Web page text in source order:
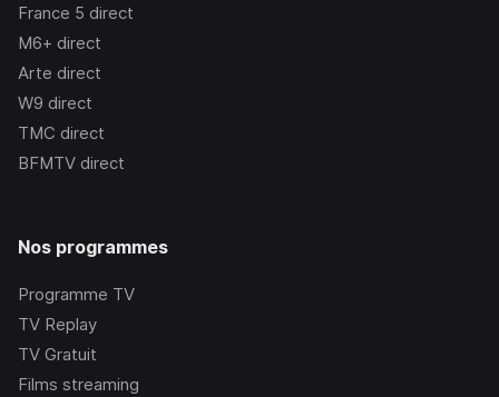
France 5 direct
M6+ direct
Arte direct
W9 direct
TMC direct
BFMTV direct
Nos programmes
Programme TV
TV Replay
TV Gratuit
Films streaming